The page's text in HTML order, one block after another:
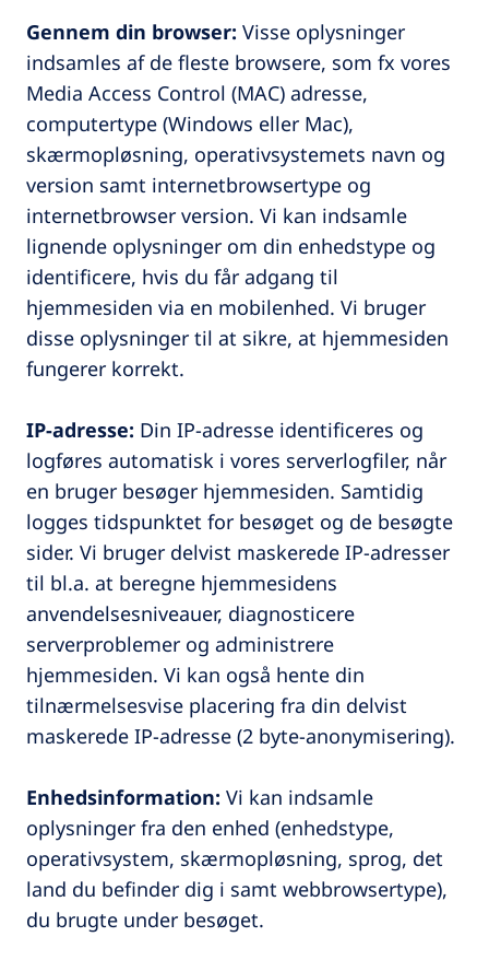
Gennem din browser: Visse oplysninger
indsamles af de fleste browsere, som fx vores
Media Access Control (MAC) adresse,
computertype (Windows eller Mac),
skærmopløsning, operativsystemets navn og
version samt internetbrowsertype og
internetbrowser version. Vi kan indsamle
lignende oplysninger om din enhedstype og
identificere, hvis du får adgang til
hjemmesiden via en mobilenhed. Vi bruger
disse oplysninger til at sikre, at hjemmesiden
fungerer korrekt.
IP-adresse: Din IP-adresse identificeres og
logføres automatisk i vores serverlogfiler, når
en bruger besøger hjemmesiden. Samtidig
logges tidspunktet for besøget og de besøgte
sider. Vi bruger delvist maskerede IP-adresser
til bl.a. at beregne hjemmesidens
anvendelsesniveauer, diagnosticere
serverproblemer og administrere
hjemmesiden. Vi kan også hente din
tilnærmelsesvise placering fra din delvist
maskerede IP-adresse (2 byte-anonymisering).
Enhedsinformation: Vi kan indsamle
oplysninger fra den enhed (enhedstype,
operativsystem, skærmopløsning, sprog, det
land du befinder dig i samt webbrowsertype),
du brugte under besøget.